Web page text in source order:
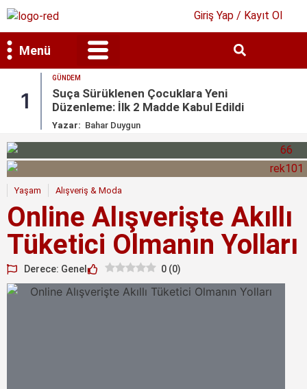
Giriş Yap / Kayıt Ol
Menü
1
GÜNDEM
Suça Sürüklenen Çocuklara Yeni
Düzenleme: İlk 2 Madde Kabul Edildi
Yazar: Bahar Duygun
Yaşam Alışveriş & Moda
Online Alışverişte Akıllı
Tüketici Olmanın Yolları
Derece: Genel 0 (0)